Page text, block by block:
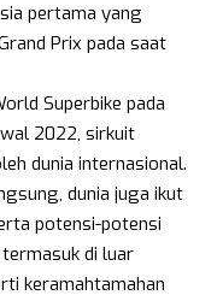
pertama yang
Prix pada saat
Superbike pada
2022, sirkuit
dunia internasional.
dunia juga ikut
potensi-potensi
di luar
keramahtamahan